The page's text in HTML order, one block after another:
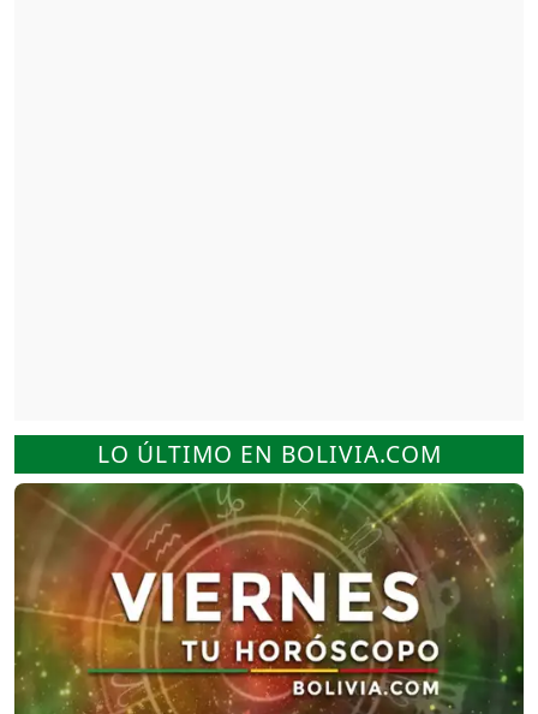
LO ÚLTIMO EN BOLIVIA.COM